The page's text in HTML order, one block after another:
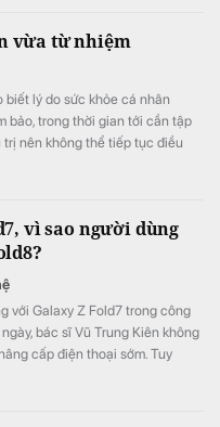
vừa từ nhiệm
biết lý do sức khỏe cá nhân
bảo, trong thời gian tới cần tập
trị nên không thể tiếp tục điều
vì sao người dùng
với Galaxy Z Fold7 trong công
bác sĩ Vũ Trung Kiên không
cấp điện thoại sớm. Tuy